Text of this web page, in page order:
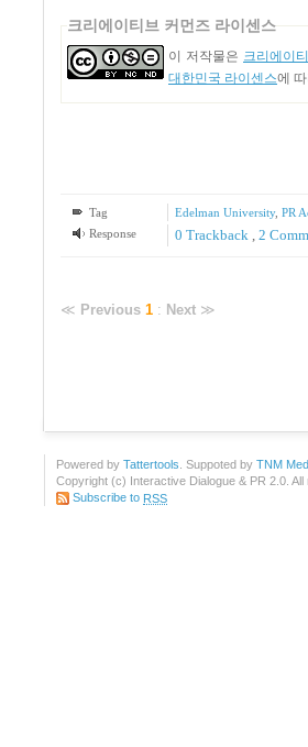
크리에이티브 커먼즈 라이센스
이 저작물은 크리에이
대한민국 라이센스에
Tag Edelman University, PR
Response
0 Trackback , 2
≪ Previous 1 : Next ≫
Powered by Tattertools . Suppoted by TNM
Copyright (c) Interactive Dialogue & PR 2.0. All
Subscribe to RSS